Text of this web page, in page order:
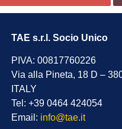
TAE s.r.l. Socio Unico
PIVA: 00817760226
Via alla Pineta, 18 D –
ITALY
Tel: +39 0464 424054
Email: info@tae.it